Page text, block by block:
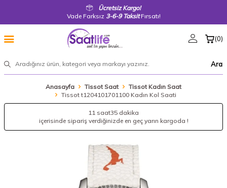
Ücretsiz Kargo!
Vade Farksız 3-6-9 TaksitFırsatı!
Ara
(0)
Anasayfa Tissot Saat
Tissot Kadın Saat
Tissot t1204101701100 Kadın Kol Saati
11 saat35 dakika
içerisinde sipariş verdiğinizde en geç yarın kargoda !